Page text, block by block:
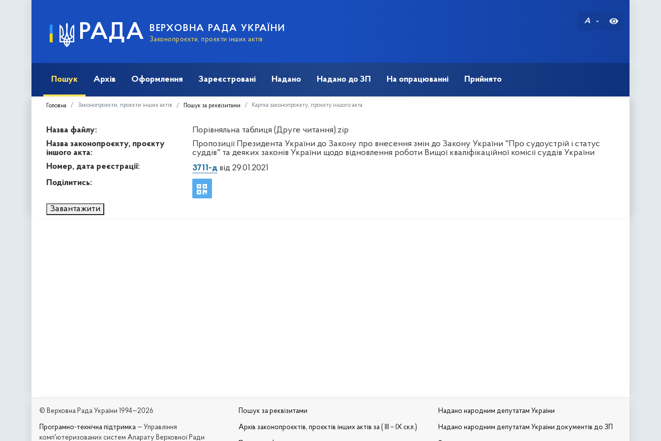
РАДА ВЕРХОВНА РАДА УКРАЇНИ
Законопроєкти, проєкти інших актів
A
Пошук Архів Оформлення Зареєстровані Надано Надано до ЗП На опрацюванні Прийнято
Головна Законопроєкти, проєкти інших актів Пошук за реквізитами Картка законопроєкту, проєкту іншого акта
Назва файлу:
Порівняльна таблиця (Друге читання).zip
Назва законопроєкту, проєкту
іншого акта:
Пропозиції Президента України до Закону про внесення змін до Закону України "Про судоустрій і статус
суддів" та деяких законів України щодо відновлення роботи Вищої кваліфікаційної комісії суддів України
Номер, дата реєстрації:
3711-двід 29.01.2021
Поділитись:
Завантажити
© Верховна Рада України 1994—2026
Програмно-технічна підтримка — Управління
комп'ютеризованих систем Апарату Верховної Ради
Пошук за реквізитами
Архів законопроєктів, проєктів інших актів за ( III – IX скл.)
Надано народним депутатам України
Надано народним депутатам України документів до ЗП